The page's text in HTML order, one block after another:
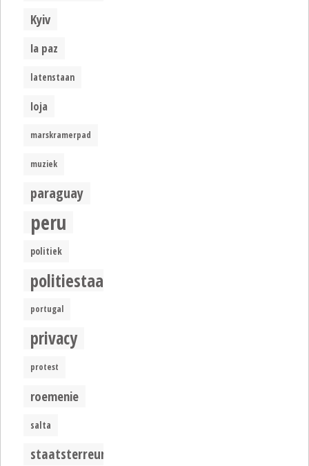
Kyiv
la paz
latenstaan
loja
marskramerpad
muziek
paraguay
peru
politiek
politiestaat
portugal
privacy
protest
roemenie
salta
staatsterreur